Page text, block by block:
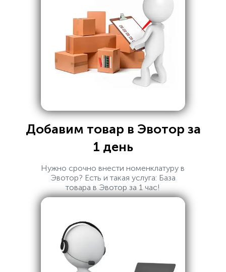
Добавим товар в Эвотор за
1 день
Нужно срочно внести номенклатуру в
Эвотор? Есть и такая услуга: База
товара в Эвотор за 1 час!